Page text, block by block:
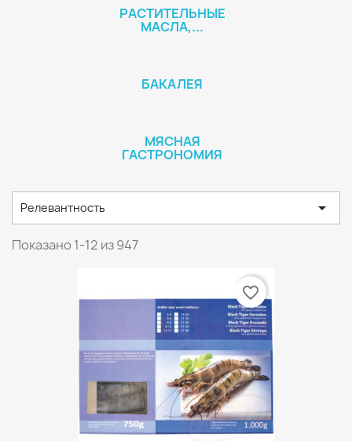
РАСТИТЕЛЬНЫЕ
МАСЛА,...
БАКАЛЕЯ
МЯСНАЯ
ГАСТРОНОМИЯ
Релевантность 
Показано 1-12 из 947
favorite_border